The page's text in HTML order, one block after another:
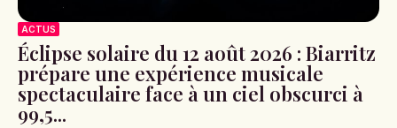
ACTUS
Éclipse solaire du 12 août 2026 : Biarritz
prépare une expérience musicale
spectaculaire face à un ciel obscurci à
99,5...